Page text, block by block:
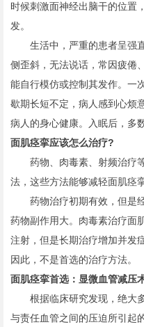
时候刺激面神经出脑干的位置
发。
生活中，严重的患者呈强直
侧歪斜，无法说话，常因疲倦
能自行模仿或控制其发作。一
歇期长短不定，病人感到心烦
病人的身心健康。入眠后，多
面肌痉挛应该怎么治疗?
药物、肉毒素、射频治疗等
法，这些方法能够减轻面肌痉
药物治疗初期有效，但是经
药物副作用大。肉毒素治疗面
注射，但是长期治疗增加并发
因此，不是首选的治疗方法。
面肌痉挛首选：显微血管减压
根据临床研究发现，绝大多
与责任血管之间的压迫所引起